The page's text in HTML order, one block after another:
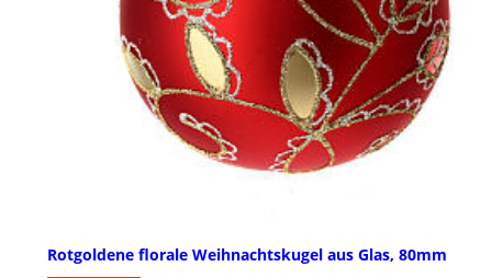
Rotgoldene florale Weihnachtskugel aus Glas, 80mm